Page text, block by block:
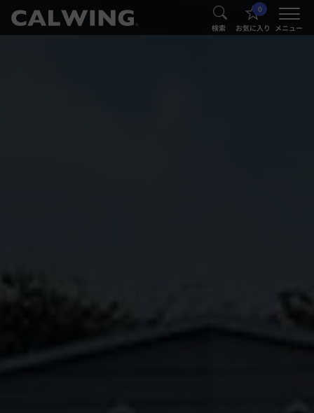
® 検索
0
お気に入り メニュー
®